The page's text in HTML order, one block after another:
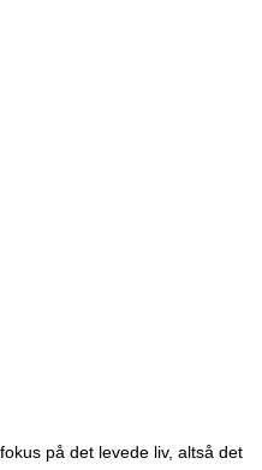
på det levede liv, altså det